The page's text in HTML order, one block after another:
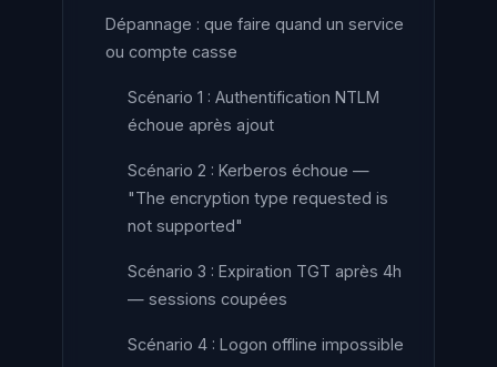
Dépannage : que faire quand un service
ou compte casse
Scénario 1 : Authentification NTLM
échoue après ajout
Scénario 2 : Kerberos échoue —
"The encryption type requested is
not supported"
Scénario 3 : Expiration TGT après 4h
— sessions coupées
Scénario 4 : Logon offline impossible